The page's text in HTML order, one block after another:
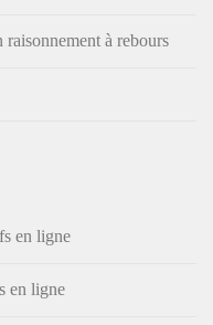
à rebours
en ligne
en ligne